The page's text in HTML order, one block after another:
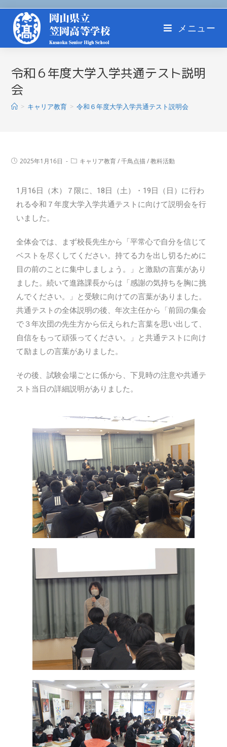
メニュー
令和６年度大学入学共通テスト説明
会
> キャリア教育 > 令和６年度大学入学共通テスト説明会
2025年1月16日 キャリア教育 / 千鳥点描 / 教科活動
1月16日（木）７限に、18日（土）・19日（日）に行わ
れる令和７年度大学入学共通テストに向けて説明会を行
いました。
全体会では、まず校長先生から「平常心で自分を信じて
ベストを尽くしてください。持てる力を出し切るために
目の前のことに集中しましょう。」と激励の言葉があり
ました。続いて進路課長からは「感謝の気持ちを胸に挑
んでください。」と受験に向けての言葉がありました。
共通テストの全体説明の後、年次主任から「前回の集会
で３年次団の先生方から伝えられた言葉を思い出して、
自信をもって頑張ってください。」と共通テストに向け
て励ましの言葉がありました。
その後、試験会場ごとに係から、下見時の注意や共通テ
スト当日の詳細説明がありました。